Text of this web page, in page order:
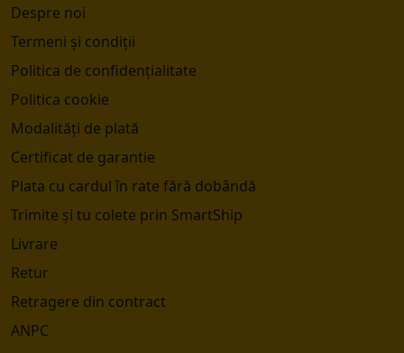
Despre noi
Termeni și condiții
Politica de confidențialitate
Politica cookie
Modalități de plată
Certificat de garantie
Plata cu cardul în rate fără dobândă
Trimite și tu colete prin SmartShip
Livrare
Retur
Retragere din contract
ANPC